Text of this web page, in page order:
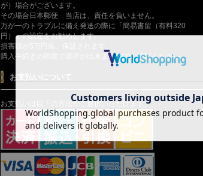
が）場合がございます。
その場合日本郵便 当店は、責任を負いません。
万が一のトラブルに備え発送の際に「簡易書留（有料320
円）」の設定をお勧めします。
損害額が5万円迄、保証されます。
購入手続きの画面で選択が出来ますのでご検討ください。
お支払いについて
お支払いは以下の方法がご選択いただけます。